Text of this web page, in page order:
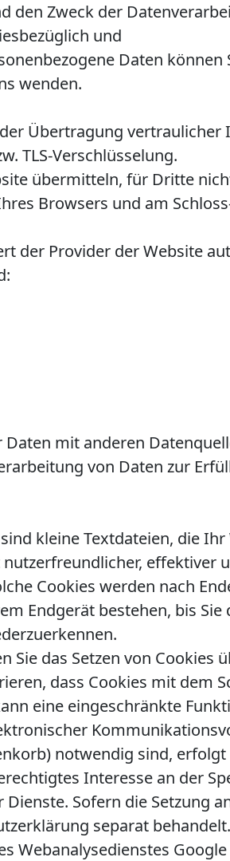
den Zweck der
und
Daten
wenden.
Übertragung vertraulicher
TLS-Verschlüsselung.
übermitteln, für Dritte
Browsers und am
der Provider der Website
mit anderen
von Daten zur
kleine Textdateien, die
effektiver
Cookies werden nach
Endgerät bestehen, bis
das Setzen von Cookies
dass Cookies mit dem
eine eingeschränkte
notwendig sind, erfolgt
Interesse an der
Sofern die Setzung
separat
Webanalysedienstes